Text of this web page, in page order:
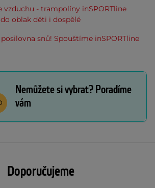
vzduchu - trampolíny inSPORTline
oblak děti i dospělé
snů! Spouštíme inSPORTline
Nemůžete si vybrat? Poradíme
vám
Doporučujeme